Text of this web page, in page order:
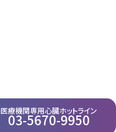
医療機関専用心臓ホットライン
03-5670-9950